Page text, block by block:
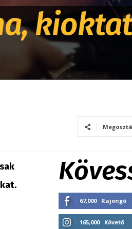
67,000 Rajongó
165,000 Követő